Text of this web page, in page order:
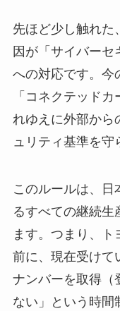
先ほど少し触れた
因が「サイバーセ
への対応です。今
「コネクテッド
れゆえに外部から
ュリティ基準を守
このルールは、日
るすべての継続生
ます。つまり、ト
前に、現在受けて
ナンバーを取得（
ない」という時間